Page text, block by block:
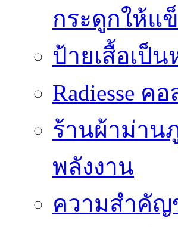
กระดูกให้แ
ป้ายเสื้อเป็
Radiesse ค
ร้านผ้าม่าน
พลังงาน
ความสำคัญ